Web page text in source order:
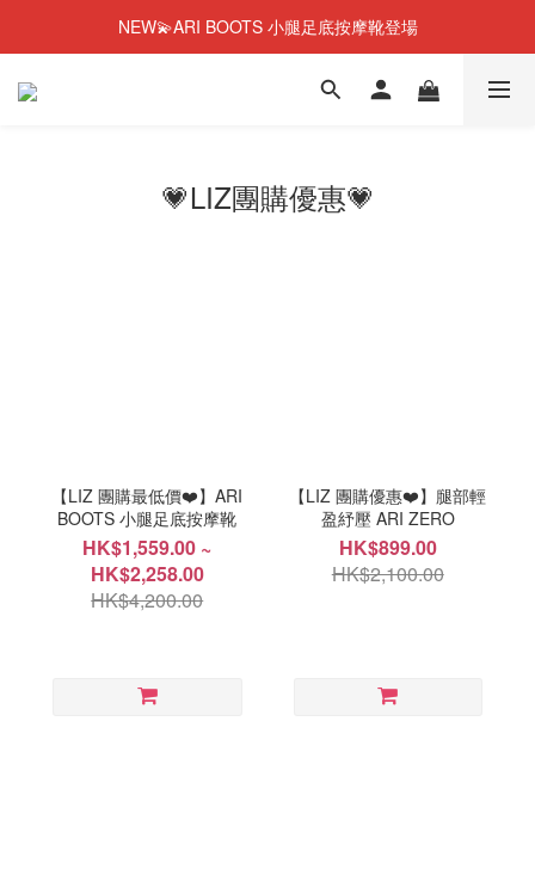
NEW💫ARI BOOTS 小腿足底按摩靴登場
NEW💫ARI BOOTS 小腿足底按摩靴登場
今個夏天零糖輕鬆瘦⭐限時58%OFF＋贈品
NEW💫ARI BOOTS 小腿足底按摩靴登場
💗LIZ團購優惠💗
【LIZ 團購最低價❤️】ARI
BOOTS 小腿足底按摩靴
HK$1,559.00 ~
HK$2,258.00
HK$4,200.00
【LIZ 團購優惠❤️】腿部輕
盈紓壓 ARI ZERO
HK$899.00
HK$2,100.00